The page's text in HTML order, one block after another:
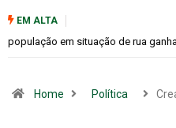
EM ALTA Cemitérios terão